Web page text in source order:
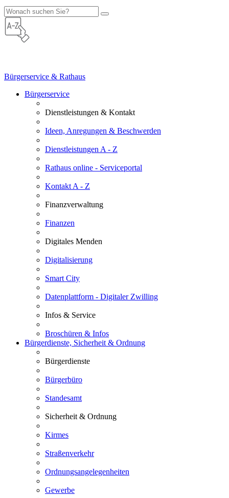
Bürgerservice & Rathaus
Bürgerservice
Dienstleistungen & Kontakt
Ideen, Anregungen & Beschwerden
Dienstleistungen A - Z
Rathaus online - Serviceportal
Kontakt A - Z
Finanzverwaltung
Finanzen
Digitales Menden
Digitalisierung
Smart City
Datenplattform - Digitaler Zwilling
Infos & Service
Broschüren & Infos
Bürgerdienste, Sicherheit & Ordnung
Bürgerdienste
Bürgerbüro
Standesamt
Sicherheit & Ordnung
Kirmes
Straßenverkehr
Ordnungsangelegenheiten
Gewerbe